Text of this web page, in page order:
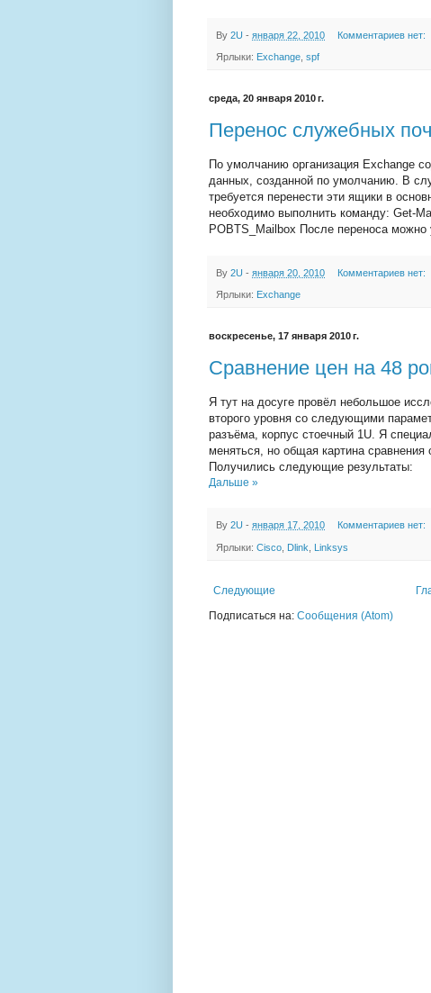
By 2U - января 22, 2010 Комментариев нет:
Ярлыки: Exchange, spf
среда, 20 января 2010 г.
Перенос служебных
По умолчанию организация Exchange
данных, созданной по умолчанию. В
требуется перенести эти ящики в
необходимо выполнить команду: Get-
POBTS_Mailbox После переноса
By 2U - января 20, 2010 Комментариев нет:
Ярлыки: Exchange
воскресенье, 17 января 2010 г.
Сравнение цен на 48
Я тут на досуге провёл небольшое
второго уровня со следующими
разъёма, корпус стоечный 1U. Я
меняться, но общая картина сравнения
Получились следующие результаты:
Дальше »
By 2U - января 17, 2010 Комментариев нет:
Ярлыки: Cisco Dlink Linksys
Следующие
Подписаться на: Сообщения (Atom)